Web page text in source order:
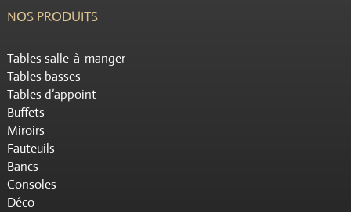
NOS PRODUITS
Tables salle-à-manger
Tables basses
Tables d’appoint
Buffets
Miroirs
Fauteuils
Bancs
Consoles
Déco